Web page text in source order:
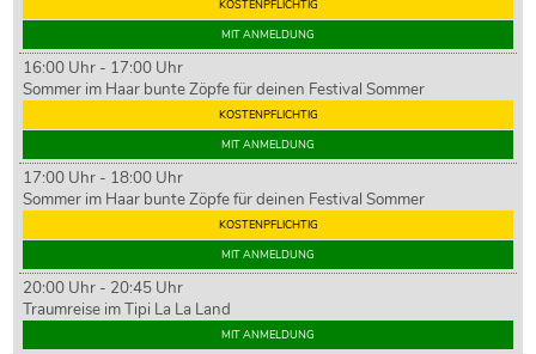
KOSTENPFLICHTIG
MIT ANMELDUNG
16:00 Uhr - 17:00 Uhr
Sommer im Haar bunte Zöpfe für deinen Festival Sommer
KOSTENPFLICHTIG
MIT ANMELDUNG
17:00 Uhr - 18:00 Uhr
Sommer im Haar bunte Zöpfe für deinen Festival Sommer
KOSTENPFLICHTIG
MIT ANMELDUNG
20:00 Uhr - 20:45 Uhr
Traumreise im Tipi La La Land
MIT ANMELDUNG